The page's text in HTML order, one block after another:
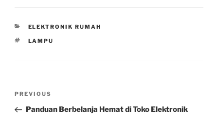
CATEGORIES
ELEKTRONIK RUMAH
TAGS
LAMPU
Previous
Post
PREVIOUS
Panduan Berbelanja Hemat di Toko Elektronik